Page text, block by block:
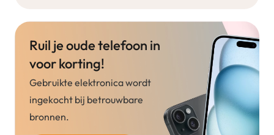
Ruil je oude telefoon in
voor korting!
Gebruikte elektronica wordt
ingekocht bij betrouwbare
bronnen.